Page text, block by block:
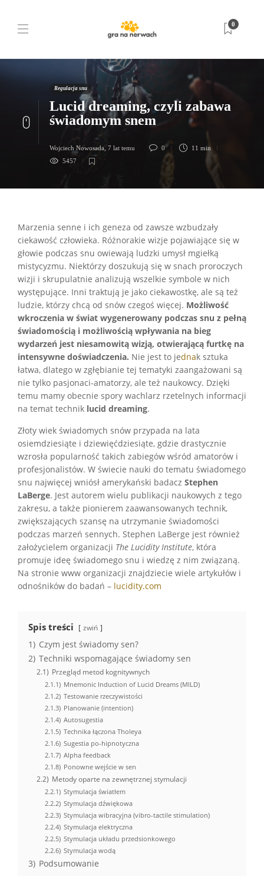
0
Regulacja snu
Lucid dreaming, czyli zabawa
świadomym snem
Wojciech Nowosada 7 lat temu 0
11 min
5457
Marzenia senne i ich geneza od zawsze wzbudzały
ciekawość człowieka. Różnorakie wizje pojawiające się w
głowie podczas snu owiewają ludzki umysł mgiełką
mistycyzmu. Niektórzy doszukują się w snach proroczych
wizji i skrupulatnie analizują wszelkie symbole w nich
występujące. Inni traktują je jako ciekawostkę, ale są też
ludzie, którzy chcą od snów czegoś więcej. Możliwość
wkroczenia w świat wygenerowany podczas snu z pełną
świadomością i możliwością wpływania na bieg
wydarzeń jest niesamowitą wizją, otwierającą furtkę na
intensywne doświadczenia. Nie jest to jednak sztuka
łatwa, dlatego w zgłębianie tej tematyki zaangażowani są
nie tylko pasjonaci-amatorzy, ale też naukowcy. Dzięki
temu mamy obecnie spory wachlarz rzetelnych informacji
na temat technik lucid dreaming.
Złoty wiek świadomych snów przypada na lata
osiemdziesiąte i dziewięćdziesiąte, gdzie drastycznie
wzrosła popularność takich zabiegów wśród amatorów i
profesjonalistów. W świecie nauki do tematu świadomego
snu najwięcej wniósł amerykański badacz Stephen
LaBerge. Jest autorem wielu publikacji naukowych z tego
zakresu, a także pionierem zaawansowanych technik,
zwiększających szansę na utrzymanie świadomości
podczas marzeń sennych. Stephen LaBerge jest również
założycielem organizacji The Lucidity Institute, która
promuje ideę świadomego snu i wiedzę z nim związaną.
Na stronie www organizacji znajdziecie wiele artykułów i
odnośników do badań – lucidity.com
Spis treści zwiń
1) Czym jest świadomy sen?
2) Techniki wspomagające świadomy sen
2.1) Przegląd metod kognitywnych
2.1.1) Mnemonic Induction of Lucid Dreams (MILD)
2.1.2) Testowanie rzeczywistości
2.1.3) Planowanie (intention)
2.1.4) Autosugestia
2.1.5) Technika łączona Tholeya
2.1.6) Sugestia po-hipnotyczna
2.1.7) Alpha feedback
2.1.8) Ponowne wejście w sen
2.2) Metody oparte na zewnętrznej stymulacji
2.2.1) Stymulacja światłem
2.2.2) Stymulacja dźwiękowa
2.2.3) Stymulacja wibracyjna (vibro-tactile stimulation)
2.2.4) Stymulacja elektryczna
2.2.5) Stymulacja układu przedsionkowego
2.2.6) Stymulacja wodą
3) Podsumowanie